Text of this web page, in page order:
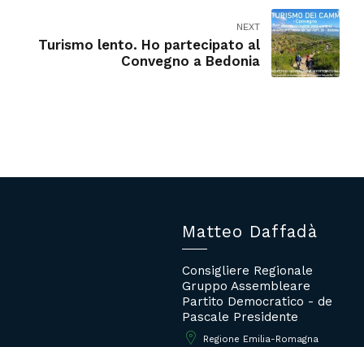
NEXT
Turismo lento. Ho partecipato al
Convegno a Bedonia
Matteo Daffadà
Consigliere Regionale
Gruppo Assembleare
Partito Democratico - de
Pascale Presidente
Regione Emilia-Romagna